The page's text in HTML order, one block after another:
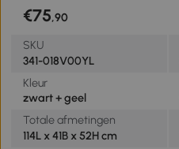
€75,90
SKU
341-018V00YL
Kleur
zwart + geel
Totale afmetingen
114L x 41B x 52H cm